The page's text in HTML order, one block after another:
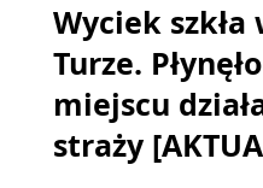
Wyciek szkła
Turze.
miejscu
straży